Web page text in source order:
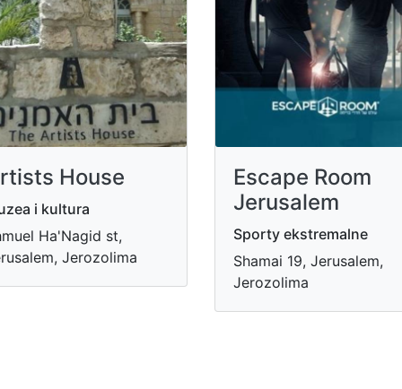
House
i kultura
Ha'Nagid st,
Jerozolima
Escape Room
Jerusalem
Sporty ekstremalne
Shamai 19, Jerusalem,
Jerozolima